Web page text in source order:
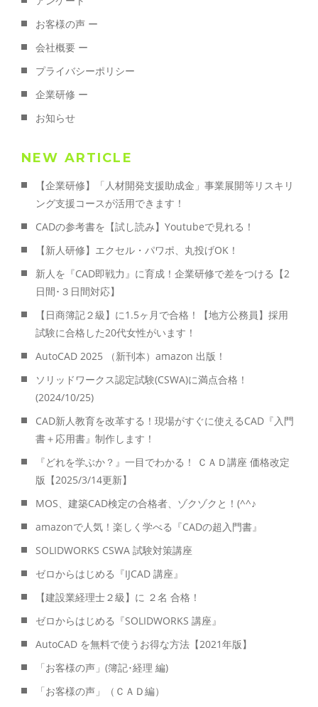
お客様の声 ー
会社概要 ー
プライバシーポリシー
企業研修 ー
お知らせ
NEW ARTICLE
【企業研修】「人材開発支援助成金」事業展開等リスキリ
ング支援コースが活用できます！
CADの参考書を【試し読み】Youtubeで見れる！
【新人研修】エクセル・パワポ、丸投げOK！
新人を『CAD即戦力』に育成！企業研修で差をつける【2
日間･３日間対応】
【日商簿記２級】に1.5ヶ月で合格！【地方公務員】採用
試験に合格した20代女性がいます！
AutoCAD 2025 （新刊本）amazon 出版！
ソリッドワークス認定試験(CSWA)に満点合格！
(2024/10/25)
CAD新人教育を改革する！現場がすぐに使えるCAD『入門
書＋応用書』制作します！
『どれを学ぶか？』一目でわかる！ ＣＡＤ講座 価格改定
版【2025/3/14更新】
MOS、建築CAD検定の合格者、ゾクゾクと！(^^♪
amazonで人気！楽しく学べる『CADの超入門書』
SOLIDWORKS CSWA 試験対策講座
ゼロからはじめる『IJCAD 講座』
【建設業経理士２級】に ２名 合格！
ゼロからはじめる『SOLIDWORKS 講座』
AutoCAD を無料で使うお得な方法【2021年版】
「お客様の声」(簿記･経理 編)
「お客様の声」（ＣＡＤ編）